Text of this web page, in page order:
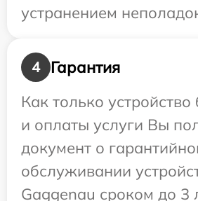
устранением
4
Гарантия
Как только устройство
и оплаты услуги Вы
документ о
обслуживании
Gaggenau сроком до 3